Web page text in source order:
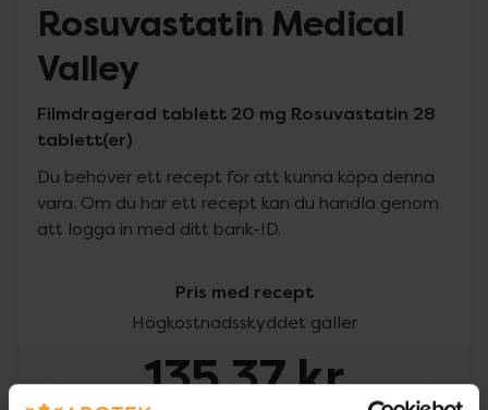
Rosuvastatin Medical
Valley
Filmdragerad tablett 20 mg Rosuvastatin 28
tablett(er)
Du behöver ett recept för att kunna köpa denna
vara. Om du har ett recept kan du handla genom
att logga in med ditt bank-ID.
Pris med recept
Högkostnadsskyddet gäller
135,37 kr